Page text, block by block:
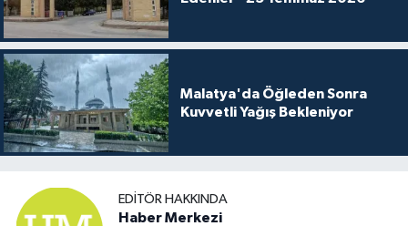
Malatya'da Öğleden Sonra
Kuvvetli Yağış Bekleniyor
EDITÖR HAKKINDA
Haber Merkezi